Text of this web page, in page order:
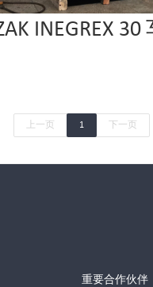
INEGREX 30
上一页 1 下一页
重要合作伙伴